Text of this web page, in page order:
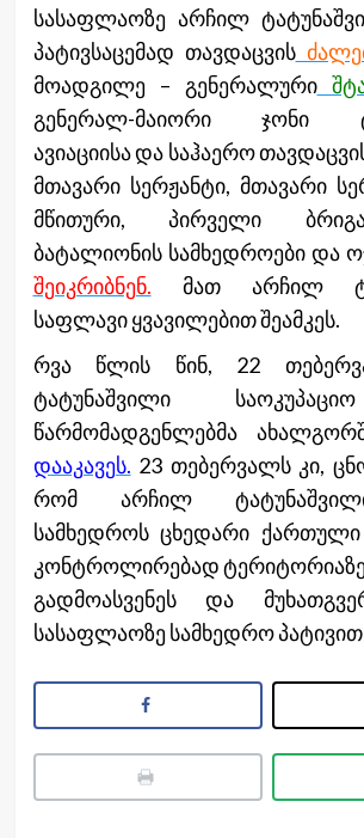
სასაფლაოზე არჩილ
პატივსაცემად თავდაცვის
მოადგილე – გენერალური
გენერალ-მაიორი ჯონი
ავიაციისა და საჰაერო
მთავარი სერჟანტი, მთავარი
მწითური, პირველი
ბატალიონის სამხედროები და
შეიკრიბნენ. მათ არჩილ
საფლავი ყვავილებით შეამკეს.
რვა წლის წინ, 22
ტატუნაშვილი
წარმომადგენლებმა
დააკავეს. 23 თებერვალს კი,
რომ არჩილ
სამხედროს ცხედარი ქართული
კონტროლირებად ტერიტორიაზე
გადმოასვენეს და
სასაფლაოზე სამხედრო